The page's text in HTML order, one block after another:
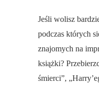
Jeśli wolisz
podczas których
znajomych na
książki?
śmierci”,